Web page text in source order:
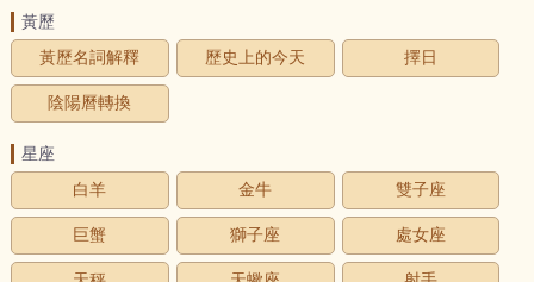
黃歷
黃歷名詞解釋
歷史上的今天 擇日
陰陽曆轉換
星座
白羊
金牛 雙子座
巨蟹 獅子座 處女座